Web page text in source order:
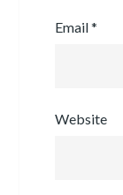
Email*
Website